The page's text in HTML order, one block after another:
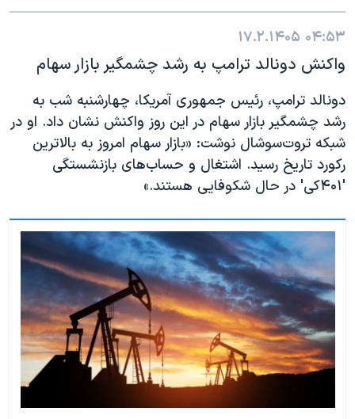
صفحه‌های ویژه
سفر پرزیدنت ترامپ به چین
۰۴:۵۳ ۱۷.۲.۱۴۰۵
واکنش دونالد ترامپ به رشد چشمگیر بازار سهام
دونالد ترامپ، رئیس‌ جمهوری آمریکا، چهارشنبه شب به
رشد چشمگیر بازار سهام در این روز واکنش نشان داد. او در
شبکه تروت‌سوشال نوشت: «بازار سهام امروز به بالاترین
رکورد تاریخ رسید. اشتغال و حساب‌های بازنشستگی
'۴۰۱کی' در حال شکوفایی هستند.»